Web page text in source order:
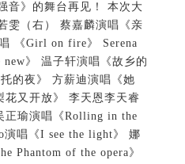
音》的舞台再见！ 本次大
雯（右） 蔡嘉麟演唱《亲
《Girl on fire》 Serena
》 温子轩演唱《故乡的
的夜》 方薪迪演唱《她
又开放》 李天恩李天睿
正瑜演唱《Rolling in the
演唱《I see the light》 娜
Phantom of the opera》